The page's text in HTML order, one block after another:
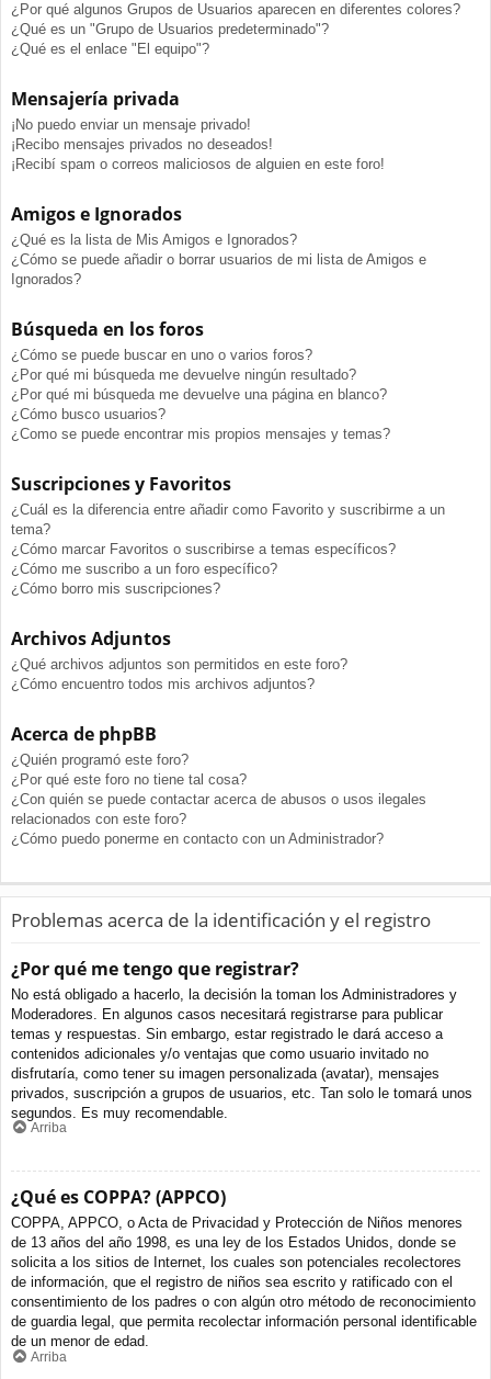
¿Por qué algunos Grupos de Usuarios aparecen en diferentes colores?
¿Qué es un "Grupo de Usuarios predeterminado"?
¿Qué es el enlace "El equipo"?
Mensajería privada
¡No puedo enviar un mensaje privado!
¡Recibo mensajes privados no deseados!
¡Recibí spam o correos maliciosos de alguien en este foro!
Amigos e Ignorados
¿Qué es la lista de Mis Amigos e Ignorados?
¿Cómo se puede añadir o borrar usuarios de mi lista de Amigos e
Ignorados?
Búsqueda en los foros
¿Cómo se puede buscar en uno o varios foros?
¿Por qué mi búsqueda me devuelve ningún resultado?
¿Por qué mi búsqueda me devuelve una página en blanco?
¿Cómo busco usuarios?
¿Como se puede encontrar mis propios mensajes y temas?
Suscripciones y Favoritos
¿Cuál es la diferencia entre añadir como Favorito y suscribirme a un
tema?
¿Cómo marcar Favoritos o suscribirse a temas específicos?
¿Cómo me suscribo a un foro específico?
¿Cómo borro mis suscripciones?
Archivos Adjuntos
¿Qué archivos adjuntos son permitidos en este foro?
¿Cómo encuentro todos mis archivos adjuntos?
Acerca de phpBB
¿Quién programó este foro?
¿Por qué este foro no tiene tal cosa?
¿Con quién se puede contactar acerca de abusos o usos ilegales
relacionados con este foro?
¿Cómo puedo ponerme en contacto con un Administrador?
Problemas acerca de la identificación y el registro
¿Por qué me tengo que registrar?
No está obligado a hacerlo, la decisión la toman los Administradores y
Moderadores. En algunos casos necesitará registrarse para publicar
temas y respuestas. Sin embargo, estar registrado le dará acceso a
contenidos adicionales y/o ventajas que como usuario invitado no
disfrutaría, como tener su imagen personalizada (avatar), mensajes
privados, suscripción a grupos de usuarios, etc. Tan solo le tomará unos
segundos. Es muy recomendable.
Arriba
¿Qué es COPPA? (APPCO)
COPPA, APPCO, o Acta de Privacidad y Protección de Niños menores
de 13 años del año 1998, es una ley de los Estados Unidos, donde se
solicita a los sitios de Internet, los cuales son potenciales recolectores
de información, que el registro de niños sea escrito y ratificado con el
consentimiento de los padres o con algún otro método de reconocimiento
de guardia legal, que permita recolectar información personal identificable
de un menor de edad.
Arriba